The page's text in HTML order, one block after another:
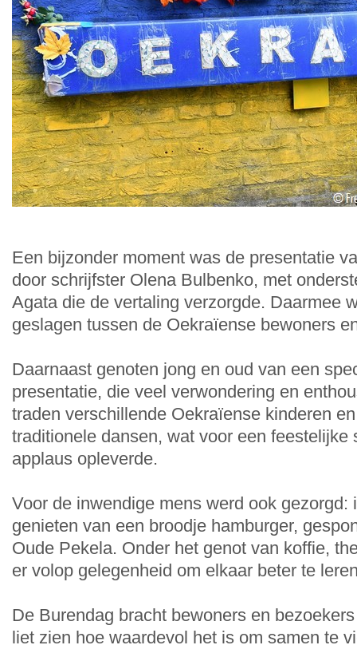
Een bijzonder moment was de presentatie
door schrijfster Olena Bulbenko, met
Agata die de vertaling verzorgde. Daarmee
geslagen tussen de Oekraïense bewoners
Daarnaast genoten jong en oud van een
presentatie, die veel verwondering en
traden verschillende Oekraïense kinderen
traditionele dansen, wat voor een feestelijke
applaus opleverde.
Voor de inwendige mens werd ook gezorgd:
genieten van een broodje hamburger,
Oude Pekela. Onder het genot van koffie,
er volop gelegenheid om elkaar beter te
De Burendag bracht bewoners en
liet zien hoe waardevol het is om samen te